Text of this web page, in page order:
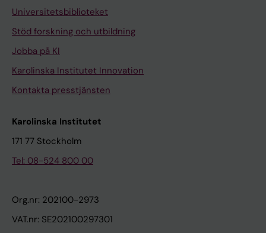
Universitetsbiblioteket
Stöd forskning och utbildning
Jobba på KI
Karolinska Institutet Innovation
Kontakta presstjänsten
Karolinska Institutet
171 77 Stockholm
Tel: 08-524 800 00
Org.nr: 202100-2973
VAT.nr: SE202100297301